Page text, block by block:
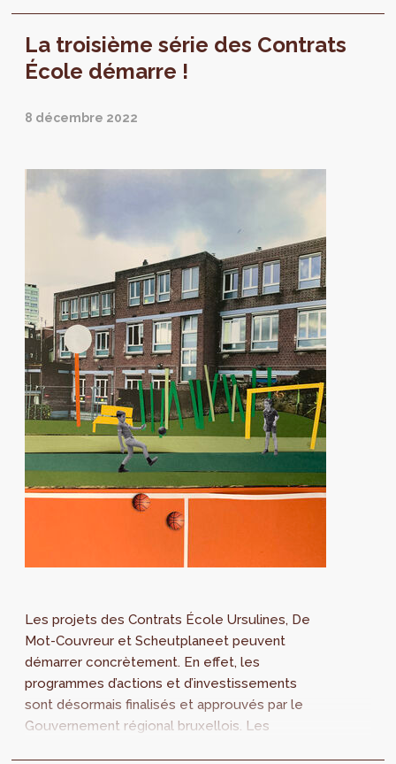
La troisième série des Contrats
École démarre !
8 décembre 2022
Les projets des Contrats École Ursulines, De
Mot-Couvreur et Scheutplaneet peuvent
démarrer concrètement. En effet, les
programmes d’actions et d’investissements
sont désormais finalisés et approuvés par le
Gouvernement régional bruxellois. Les